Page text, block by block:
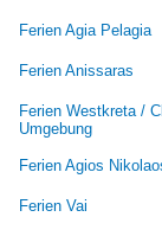
Ferien Agia Pelagia
Ferien Anissaras
Ferien Westkreta /
Umgebung
Ferien Agios
Ferien Vai